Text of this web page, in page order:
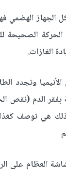
الجهاز الهضمي
الصحيحة
الغازات.
وتجدد
الدم (نقص
هي توصف
العظام على